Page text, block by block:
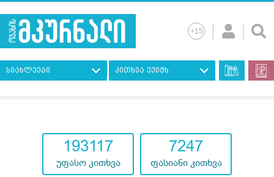
სიახლეები კითხვა ექიმს
193117
უფასო კითხვა
7247
ფასიანი კითხვა